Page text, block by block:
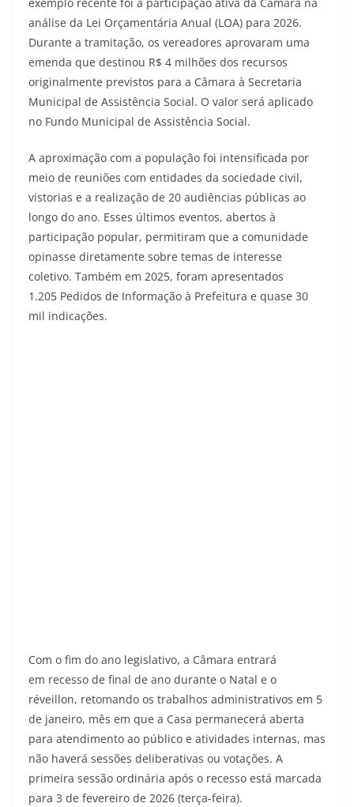
exemplo recente foi a participação ativa da Câmara na
análise da Lei Orçamentária Anual (LOA) para 2026.
Durante a tramitação, os vereadores aprovaram uma
emenda que destinou R$ 4 milhões dos recursos
originalmente previstos para a Câmara à Secretaria
Municipal de Assistência Social. O valor será aplicado
no Fundo Municipal de Assistência Social.
A aproximação com a população foi intensificada por
meio de reuniões com entidades da sociedade civil,
vistorias e a realização de 20 audiências públicas ao
longo do ano. Esses últimos eventos, abertos à
participação popular, permitiram que a comunidade
opinasse diretamente sobre temas de interesse
coletivo. Também em 2025, foram apresentados
1.205 Pedidos de Informação à Prefeitura e quase 30
mil indicações.
Com o fim do ano legislativo, a Câmara entrará
em recesso de final de ano durante o Natal e o
réveillon, retomando os trabalhos administrativos em 5
de janeiro, mês em que a Casa permanecerá aberta
para atendimento ao público e atividades internas, mas
não haverá sessões deliberativas ou votações. A
primeira sessão ordinária após o recesso está marcada
para 3 de fevereiro de 2026 (terça-feira).